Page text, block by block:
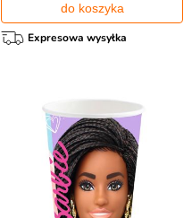
do koszyka
Expresowa wysyłka